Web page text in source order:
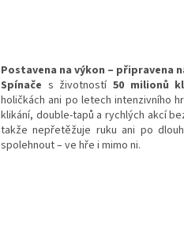
Postavena na výkon – připravena
Spínače s životností50 milionů
holičkách ani po letech intenzivního
klikání, double-tapů a rychlých akcí
takže nepřetěžuje ruku ani po
spolehnout – ve hře i mimo ni.